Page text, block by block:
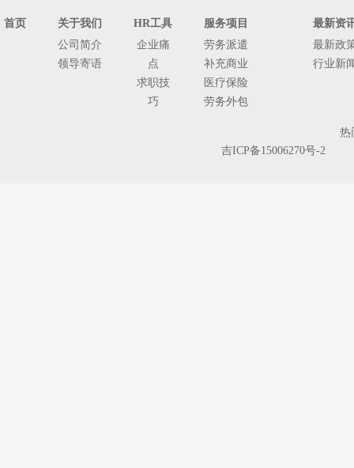
首页
关于我们
公司简介
领导寄语
HR工具
企业痛
点
求职技
巧
服务项目
劳务派遣
补充商业
医疗保险
劳务外包
最新资
最新政
行业新
热
吉ICP备15006270号-2